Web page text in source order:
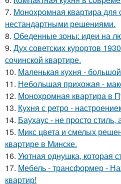
7. Монохромная квартира для
нестандартными решениями.
8. Обеденные зоны: идеи на
9. Дух советских курортов
сочинской квартире.
10. Маленькая кухня -
11. Небольшая прихожая -
12. Монохромная квартира в
13. Кухня с ретро -
14. Баухаус - не просто
15. Микс цвета и смелых
квартире в Минске.
16. Уютная однушка, которая
17. Мебель - трансформер -
квартир!